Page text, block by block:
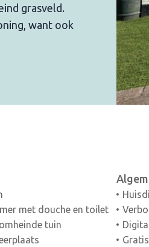
grasveld.
want ook
met douche en toilet
tuin